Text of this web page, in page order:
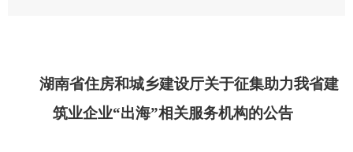
湖南省住房和城乡建设厅关于征集助力我省建
筑业企业“出海”相关服务机构的公告